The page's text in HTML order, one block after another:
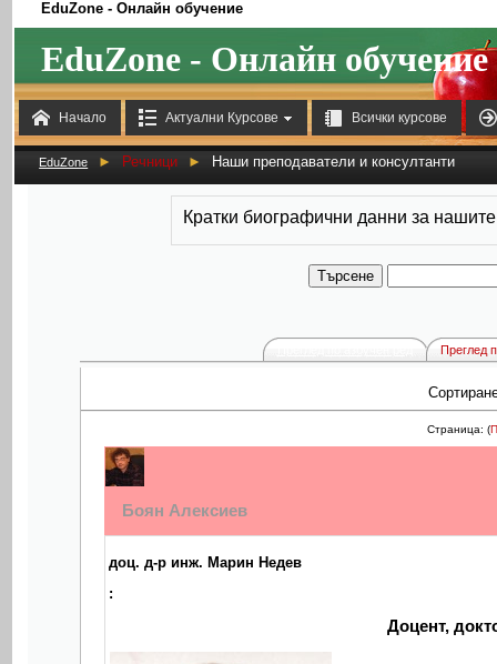
 Начало  Актуални Курсове  Всички курсове 
EduZone - Онлайн обучение
EduZone - Онлайн обучение
EduZone ► Речници ► Наши преподаватели и консултанти
Кратки биографични данни за
Преглед
Страница: (
Боян Алексиев
доц. д-р инж. Марин Недев
:
Доцент,